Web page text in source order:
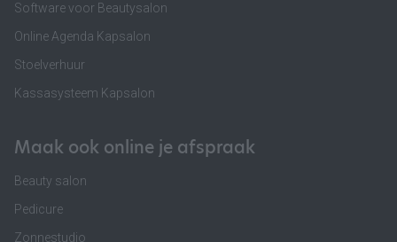
Software voor Beautysalon
Online Agenda Kapsalon
Stoelverhuur
Kassasysteem Kapsalon
Maak ook online je afspraak
Beauty salon
Pedicure
Zonnestudio